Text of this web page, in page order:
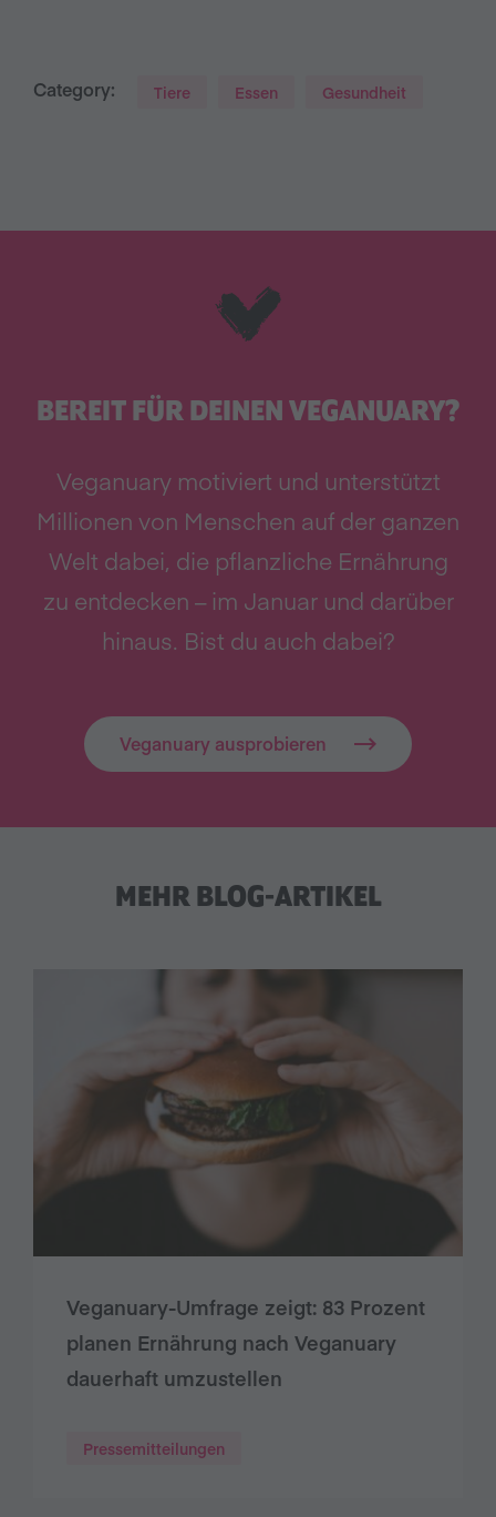
Category: Tiere Essen Gesundheit
BEREIT FÜR DEINEN VEGANUARY?
Veganuary motiviert und unterstützt
Millionen von Menschen auf der ganzen
Welt dabei, die pflanzliche Ernährung
zu entdecken – im Januar und darüber
hinaus. Bist du auch dabei?
Veganuary ausprobieren
MEHR BLOG-ARTIKEL
Veganuary-Umfrage zeigt: 83 Prozent
planen Ernährung nach Veganuary
dauerhaft umzustellen
Pressemitteilungen